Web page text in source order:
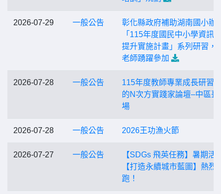
2026-07-29 一般公告
彰化縣政府補助湖南國小辦
「115年度國民中小學資訊
提升實施計畫」系列研習，
老師踴躍參加
2026-07-28 一般公告
115年度教師專業成長研習–
的N次方實踐家論壇–中區臺
場
2026-07-28 一般公告 2026王功漁火節
2026-07-27 一般公告
【SDGs 飛英任務】暑期活
【打造永續城市藍圖】熱烈
跑！